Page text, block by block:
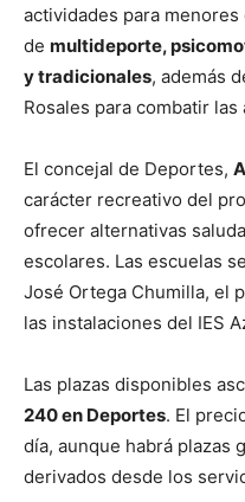
actividades para
de multideporte,
y tradicionales, además
Rosales para combatir
El concejal de Deportes,
carácter recreativo del
ofrecer alternativas
escolares. Las escuelas
José Ortega Chumilla, el
las instalaciones del IES
Las plazas disponibles
240 en Deportes. El
día, aunque habrá plazas
derivados desde los